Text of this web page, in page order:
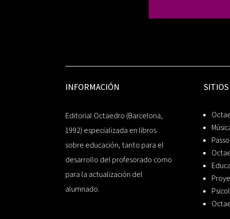
INFORMACIÓN
Editorial Octaedro (Barcelona,
1992) especializada en libros
sobre educación, tanto para el
desarrollo del profesorado como
para la actualización del
alumnado.